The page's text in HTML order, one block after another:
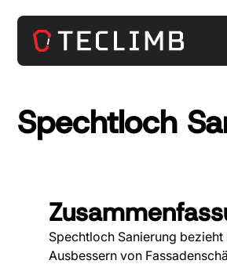
Spechtloch
Spechtloch Sanierung
Ausbessern von